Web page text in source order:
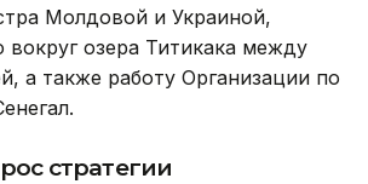
Молдовой и Украиной,
вокруг озера Титикака между
а также работу Организации по
стратегии